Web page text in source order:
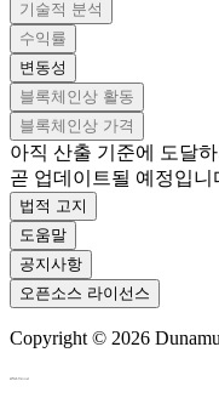
기술적 분석
수익률
변동성
블록체인상 활동
블록체인상 가격
아직 산출 기준에 도달
곧 업데이트될 예정입니
법적 고지
도움말
공지사항
오픈소스 라이선스
Copyright © 2026